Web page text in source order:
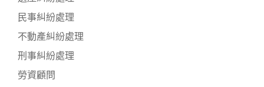
民事糾紛處理
不動產糾紛處理
刑事糾紛處理
勞資顧問